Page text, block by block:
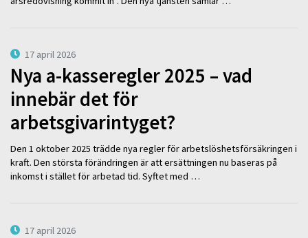
17 april 2026
Nya a-kasseregler 2025 – vad
innebär det för
arbetsgivarintyget?
Den 1 oktober 2025 trädde nya regler för arbetslöshetsförsäkringen i
kraft. Den största förändringen är att ersättningen nu baseras på
inkomst i stället för arbetad tid. Syftet med …
17 april 2026